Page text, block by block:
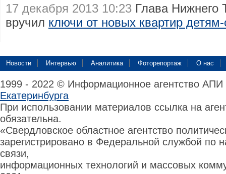
17 декабря 2013 10:23 Глава Нижнего
вручил ключи от новых квартир
Новости Интервью Аналитика Фоторепортаж О нас
1999 - 2022 © Информационное агентство
Екатеринбурга
При использовании материалов ссылка на
обязательна.
«Свердловское областное агентство
зарегистрировано в Федеральной службой по
связи,
информационных технологий и массовых